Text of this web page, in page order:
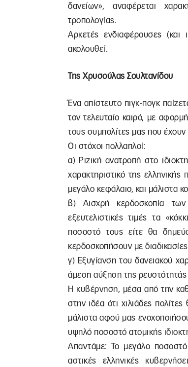
δανείων», αναφέρεται
τροπολογίας.
Αρκετές ενδιαφέρουσες (και
ακολουθεί.
Της Χρυσούλας Σουλτανίδου
Ένα απίστευτο πιγκ-πογκ
τον τελευταίο καιρό, με
τους συμπολίτες μας που έχουν
Οι στόχοι πολλαπλοί:
α) Ριζική ανατροπή στο
χαρακτηριστικό της ελληνικής
μεγάλο κεφάλαιο, και μάλιστα
β) Αισχρή κερδοσκοπία
εξευτελιστικές τιμές τα
ποσοστό τους είτε θα
κερδοσκοπήσουν με
γ) Εξυγίανση του δανειακού
άμεση αύξηση της ρευστότητάς
Η κυβέρνηση, μέσα από την
στην ιδέα ότι χιλιάδες
μάλιστα αφού μας
υψηλό ποσοστό ατομικής
Απαντάμε: Το μεγάλο ποσοστό
αστικές ελληνικές